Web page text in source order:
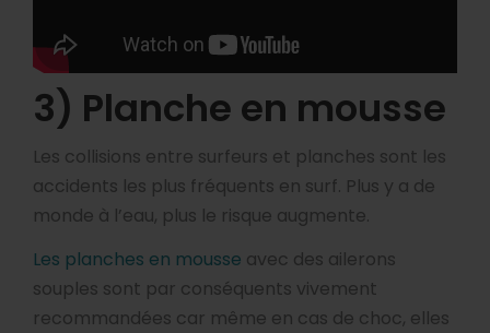
3) Planche en mousse
Les collisions entre surfeurs et planches sont les
accidents les plus fréquents en surf. Plus y a de
monde à l’eau, plus le risque augmente.
Les planches en mousse avec des ailerons
souples sont par conséquents vivement
recommandées car même en cas de choc, elles